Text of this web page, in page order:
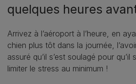
quelques heures
Arrivez à l’aéroport à l’heure, en
chien plus tôt dans la journée,
assuré qu’il s’est soulagé pour
limiter le stress au minimum !